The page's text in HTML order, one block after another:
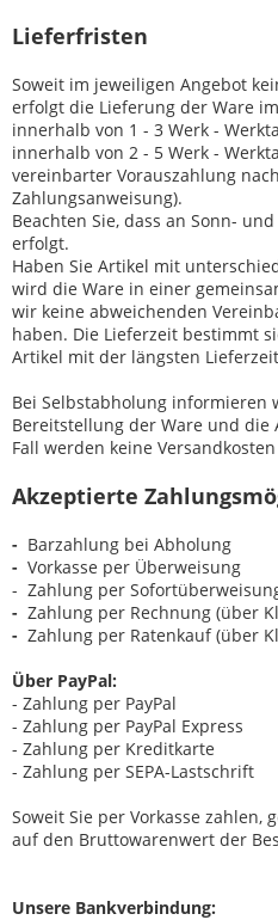
Lieferfristen
Soweit im jeweiligen Angebot
erfolgt die Lieferung der Ware
innerhalb von 1 - 3 Werk -
innerhalb von 2 - 5 Werk -
vereinbarter Vorauszahlung
Zahlungsanweisung).
Beachten Sie, dass an Sonn-
erfolgt.
Haben Sie Artikel mit
wird die Ware in einer
wir keine abweichenden
haben. Die Lieferzeit bestimmt
Artikel mit der längsten
Bei Selbstabholung informieren
Bereitstellung der Ware und die
Fall werden keine
Akzeptierte
- Barzahlung bei Abholung
- Vorkasse per Überweisung
- Zahlung per
- Zahlung per Rechnung (über
- Zahlung per Ratenkauf (über
Über PayPal:
- Zahlung per PayPal
- Zahlung per PayPal Express
- Zahlung per Kreditkarte
- Zahlung per SEPA-Lastschrift
Soweit Sie per Vorkasse zahlen,
auf den Bruttowarenwert der
Unsere Bankverbindung: